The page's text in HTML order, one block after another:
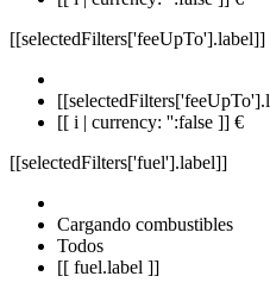
[[selectedFilters['feeUpTo'].label]]
[[ i | currency: '':false ]] €
[[selectedFilters['fuel'].label]]
Cargando combustibles
Todos
[[ fuel.label ]]